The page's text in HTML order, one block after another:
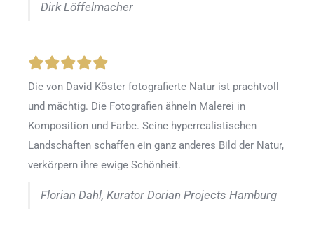
Dirk Löffelmacher
Die von David Köster fotografierte Natur ist prachtvoll
und mächtig. Die Fotografien ähneln Malerei in
Komposition und Farbe. Seine hyperrealistischen
Landschaften schaffen ein ganz anderes Bild der Natur,
verkörpern ihre ewige Schönheit.
Florian Dahl, Kurator Dorian Projects Hamburg